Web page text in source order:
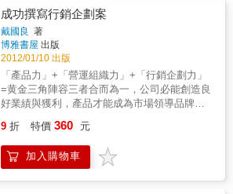
決在社會上遇到的各種問題。
與技巧本書作者段恩雷、溫月火求二人任職外
貿協會多年，規劃及率團參加國外展覽100場以
上，豐富的國際參展及市場拓銷經驗，有系統
地介紹如何選擇合適的展覽、如何準備參展，
以及展中如何運用有效的接待技巧，開創最有
利的成果，是最佳的參展參考書。
成功撰寫行銷企劃案
戴國良 著
博雅書屋 出版
2012/01/10 出版
「產品力」+「營運組織力」+「行銷企劃力」
=黄金三角陣容三者合而為一，公司必能創造良
好業績與獲利，產品才能成為市場領導品牌。
三i產品引領世界風行，宏碁擠身全球第五大PC
品牌，裕隆汽車打造自主品牌在台灣銷售成
功，P&G 的SKII品牌，成功擠身國際高價位市
9 折 特價 360 元
加入購物車